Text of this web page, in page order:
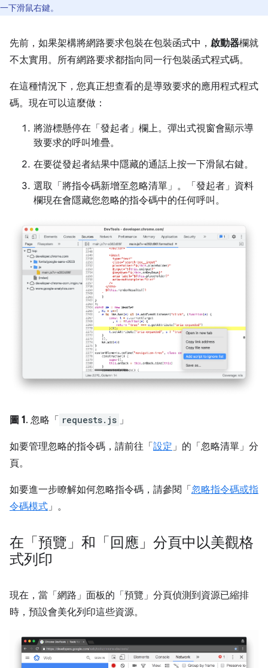
一下滑鼠右鍵。
先前，如果架構將網路要求包裝在包裝函式中， 啟動器欄就
不太實用。所有網路要求都指向同一行包裝函式程式碼。
在這種情況下，您真正想查看的是導致要求的應用程式程式
碼。現在可以這麼做：
將游標懸停在「發起者」 欄上。彈出式視窗會顯示導
致要求的呼叫堆疊。
在要從發起者結果中隱藏的通話上按一下滑鼠右鍵。
選取「將指令碼新增至忽略清單」 。「發起者」 資料
欄現在會隱藏您忽略的指令碼中的任何呼叫。
圖 1. 忽略「 requests.js 」
如要管理忽略的指令碼，請前往「設定 」的「忽略清單」 分
頁。
如要進一步瞭解如何忽略指令碼，請參閱「忽略指令碼或指
令碼模式 」。
在「預覽」和「回應」分頁中以美觀格
式列印
現在，當「網路」 面板的「預覽」 分頁偵測到資源已縮排
時，預設會美化列印這些資源。